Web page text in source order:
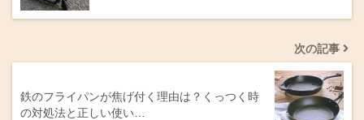
次の記事
鉄のフライパンが焦げ付く理由は？くっつく時
の対処法と正しい使い…